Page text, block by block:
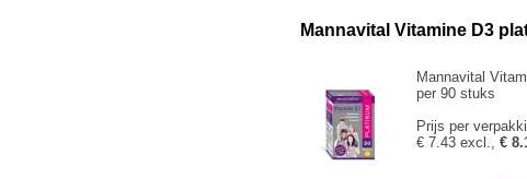
Mannavital Vitamine D3
Mannavital
per 90 stuks
Prijs per
€ 7.43 excl., €